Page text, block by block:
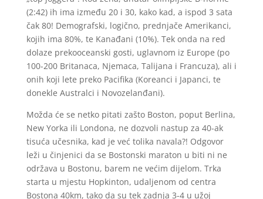
(2:42) ih ima između 20 i 30, kako kad, a ispod 3 sata
čak 80! Demografski, logično, prednjače Amerikanci,
kojih ima 80%, te Kanađani (10%). Tek onda na red
dolaze prekooceanski gosti, uglavnom iz Europe (po
100-200 Britanaca, Njemaca, Talijana i Francuza), ali i
onih koji lete preko Pacifika (Koreanci i Japanci, te
donekle Australci i Novozelanđani).
Možda će se netko pitati zašto Boston, poput Berlina,
New Yorka ili Londona, ne dozvoli nastup za 40-ak
tisuća učesnika, kad je već tolika navala?! Odgovor
leži u činjenici da se Bostonski maraton u biti ni ne
održava u Bostonu, barem ne većim dijelom. Trka
starta u mjestu Hopkinton, udaljenom od centra
Bostona 40km, tako da su tek zadnja 3-4 u užoj